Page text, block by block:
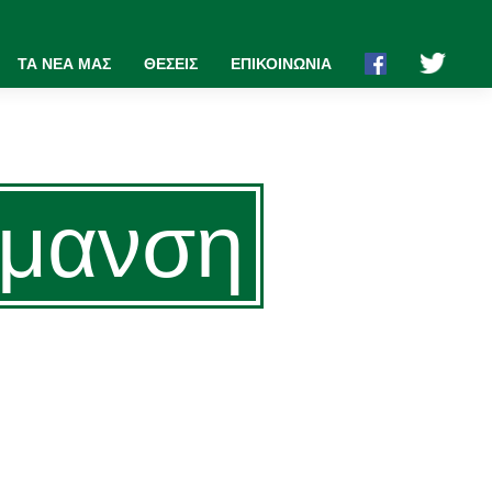
ΤΑ ΝΕΑ ΜΑΣ ΘΕΣΕΙΣ ΕΠΙΚΟΙΝΩΝΙΑ